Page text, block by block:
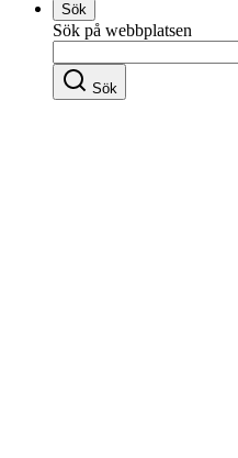
Sök
Sök på webbplatsen
Sök